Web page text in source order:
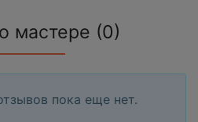
мастере (0)
пока еще нет.